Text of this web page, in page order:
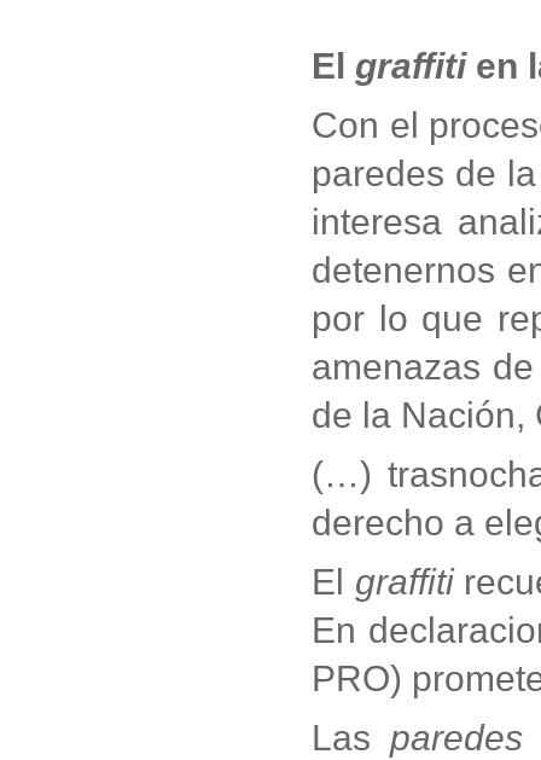
El graffitien
Con el
paredes de
interesa
detenernos
por lo que
amenazas
de la Nación,
(…)
derecho a
El graffiti
En
PRO)
Las paredes